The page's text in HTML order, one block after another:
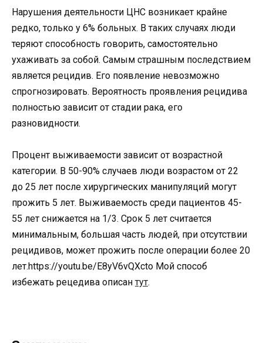
Нарушения деятельности ЦНС возникает крайне
редко, только у 6% больных. В таких случаях люди
теряют способность говорить, самостоятельно
ухаживать за собой. Самым страшным последствием
является рецидив. Его появление невозможно
спрогнозировать. Вероятность проявления рецидива
полностью зависит от стадии рака, его
разновидности.
Процент выживаемости зависит от возрастной
категории. В 50-90% случаев люди возрастом от 22
до 25 лет после хирургических манипуляций могут
прожить 5 лет. Выживаемость среди пациентов 45-
55 лет снижается на 1/3. Срок 5 лет считается
минимальным, большая часть людей, при отсутствии
рецидивов, может прожить после операции более 20
лет.https://youtu.be/E8yV6vQXcto Мой способ
избежать рецедива описан тут.